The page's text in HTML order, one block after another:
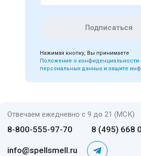
Подписаться
Нажимая кнопку, Вы принимаете
Положение о конфиденциальности
персональных данных и защите
Отвечаем ежедневно с 9 до 21 (МСК)
8-800-555-97-70 8 (495) 668
info@spellsmell.ru